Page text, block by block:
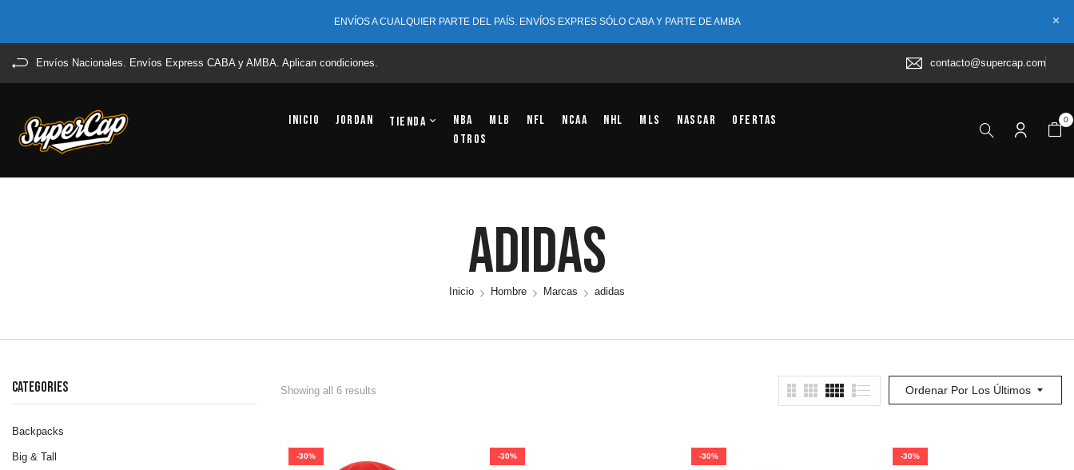
ENVÍOS A CUALQUIER PARTE DEL PAÍS. ENVÍOS EXPRES SÓLO CABA Y PARTE DE AMBA
Envíos Nacionales. Envíos Express CABA y AMBA. Aplican condiciones. contacto@supercap.com
Inicio Jordan Tienda NBA MLB NFL NCAA NHL MLS NASCAR
Ofertas
OTROS
0
Adidas
Inicio Hombre Marcas adidas
CATEGORIES
Backpacks
Big & Tall
Ordenar Por Los Últimos
Showing all 6 results
-30% -30% -30% -30%